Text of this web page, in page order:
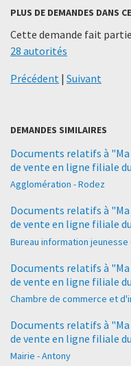
PLUS DE DEMANDES DANS
Cette demande fait
28 autorités
Précédent | Suivant
DEMANDES SIMILAIRES
Documents relatifs à
de vente en ligne filiale
Agglomération - Rodez
Documents relatifs à
de vente en ligne filiale
Bureau information jeunesse
Documents relatifs à
de vente en ligne filiale
Chambre de commerce et
Documents relatifs à
de vente en ligne filiale
Mairie - Antony